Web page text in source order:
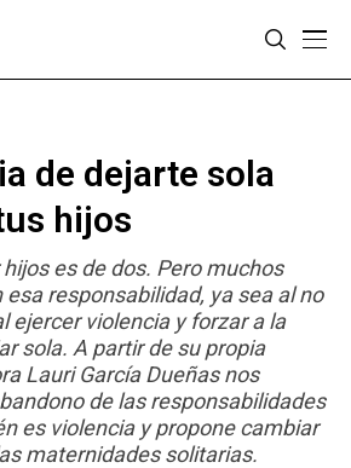
de dejarte sola
hijos
es de dos. Pero muchos
responsabilidad, ya sea al no
ejercer violencia y forzar a la
sola. A partir de su propia
Lauri García Dueñas nos
de las responsabilidades
es violencia y propone cambiar
maternidades solitarias.